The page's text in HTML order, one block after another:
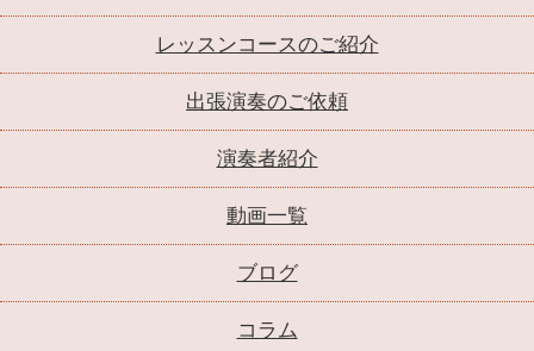
レッスンコースのご紹介
出張演奏のご依頼
演奏者紹介
動画一覧
ブログ
コラム